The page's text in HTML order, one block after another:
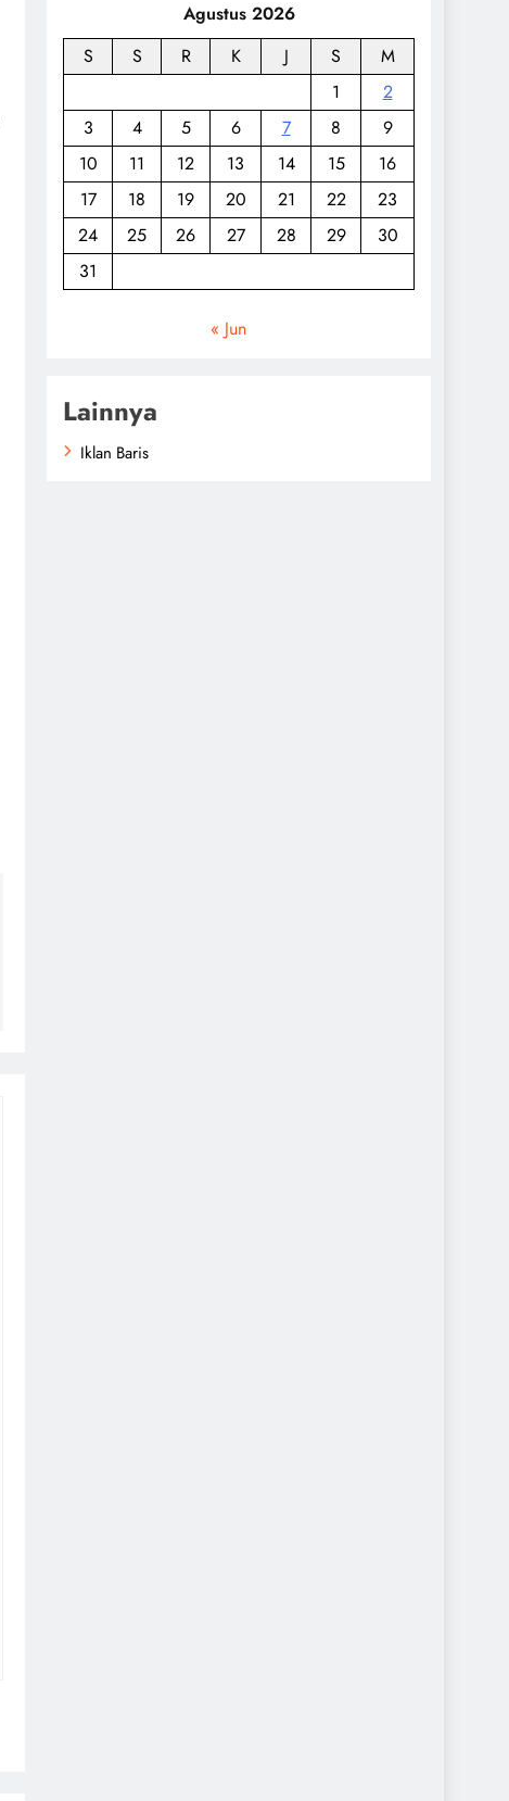
Agustus 2026
S
S R K J S
M
1
2
3
4 5 6 7 8
9
10
11 12 13 14 15
16
17
18 19 20 21 22
23
24
25 26 27 28 29
30
31
« Jun
Lainnya
Iklan Baris